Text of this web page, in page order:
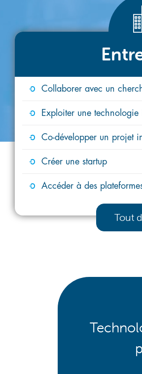
Collaborer avec un
Exploiter une technologie
Co-développer un projet
Créer une startup
Accéder à des
Tout